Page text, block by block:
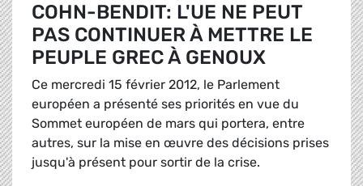
COHN-BENDIT: L'UE NE PEUT
PAS CONTINUER À METTRE LE
PEUPLE GREC À GENOUX
Ce mercredi 15 février 2012, le Parlement
européen a présenté ses priorités en vue du
Sommet européen de mars qui portera, entre
autres, sur la mise en œuvre des décisions prises
jusqu'à présent pour sortir de la crise.